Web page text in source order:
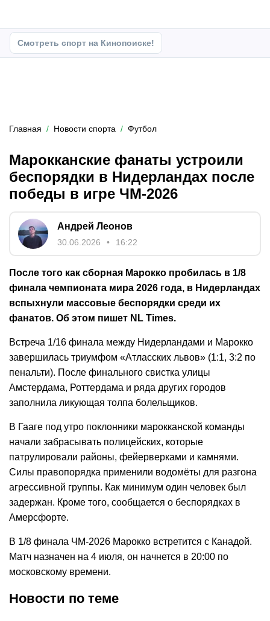
Смотреть спорт на Кинопоиске!
Главная Новости спорта Футбол
Марокканские фанаты устроили
беспорядки в Нидерландах после
победы в игре ЧМ-2026
Андрей Леонов
30.06.2026 16:22
После того как сборная Марокко пробилась в 1/8
финала чемпионата мира 2026 года, в Нидерландах
вспыхнули массовые беспорядки среди их
фанатов. Об этом пишет NL Times.
Встреча 1/16 финала между Нидерландами и Марокко
завершилась триумфом «Атласских львов» (1:1, 3:2 по
пенальти). После финального свистка улицы
Амстердама, Роттердама и ряда других городов
заполнила ликующая толпа болельщиков.
В Гааге под утро поклонники марокканской команды
начали забрасывать полицейских, которые
патрулировали районы, фейерверками и камнями.
Силы правопорядка применили водомёты для разгона
агрессивной группы. Как минимум один человек был
задержан. Кроме того, сообщается о беспорядках в
Амерсфорте.
В 1/8 финала ЧМ-2026 Марокко встретится с Канадой.
Матч назначен на 4 июля, он начнется в 20:00 по
московскому времени.
Новости по теме